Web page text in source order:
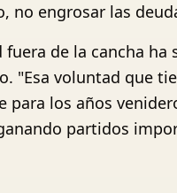
no engrosar las
fuera de la cancha
"Esa voluntad que
para los años
partidos